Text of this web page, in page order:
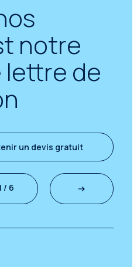
notre
lettre de
un devis gratuit
/ 6